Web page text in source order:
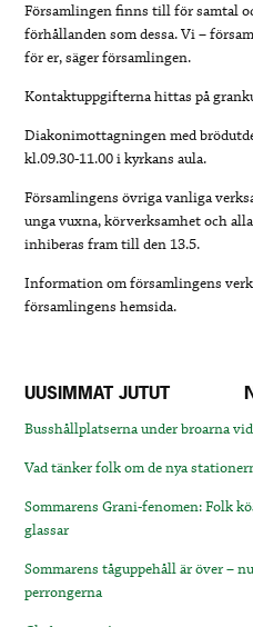
Församlingen finns till för samtal
förhållanden som dessa. Vi –
för er, säger församlingen.
Kontaktuppgifterna hittas på
Diakonimottagningen med
kl.09.30-11.00 i kyrkans aula.
Församlingens övriga vanliga
unga vuxna, körverksamhet och
inhiberas fram till den 13.5.
Information om församlingens
församlingens hemsida.
UUSIMMAT JUTUT
Busshållplatserna under broarna
Vad tänker folk om de nya
Sommarens Grani-fenomen: Folk
glassar
Sommarens tåguppehåll är över –
perrongerna